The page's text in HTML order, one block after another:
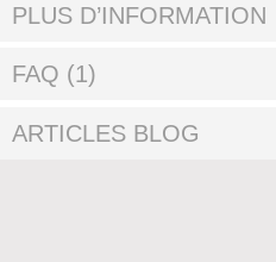
PLUS D’INFORMATION
FAQ (1)
ARTICLES BLOG